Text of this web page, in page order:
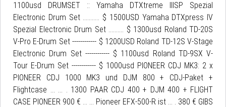
1100usd DRUMSET :: Yamaha DTXtreme IIISP Spezial
Electronic Drum Set ........... $ 1500USD Yamaha DTXpress IV
Spezial Electronic Drum Set .......... $ 1300usd Roland TD-20S
V-Pro E-Drum Set ------------ $ 1200USD Roland TD-12S V-Stage
Electronic Drum Set ------------ $ 1100usd Roland TD-9SX V-
Tour E-Drum Set ------------ $ 1000usd PIONEER CDJ MK3: 2 x
PIONEER CDJ 1000 MK3 und DJM 800 + CDJ-Paket +
Flightcase ... ... . 1300 PAAR CDJ 400 + DJM 400 + FLIGHT
CASE PIONEER 900 € ... ... Pioneer EFX-500-R ist ... . 380 € GIBS